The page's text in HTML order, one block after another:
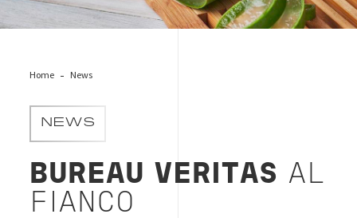
Home News
NEWS
BUREAU VERITAS AL
FIANCO